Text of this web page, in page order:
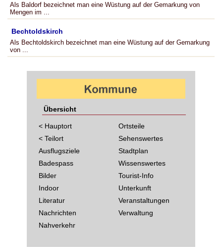
Als Baldorf bezeichnet man eine Wüstung auf der Gemarkung von
Mengen im ...
Bechtoldskirch
Als Bechtoldskirch bezeichnet man eine Wüstung auf der Gemarkung
von ...
Übersicht
< Hauptort
< Teilort
Ausflugsziele
Badespass
Bilder
Indoor
Literatur
Nachrichten
Nahverkehr
Ortsteile
Sehenswertes
Stadtplan
Wissenswertes
Tourist-Info
Unterkunft
Veranstaltungen
Verwaltung